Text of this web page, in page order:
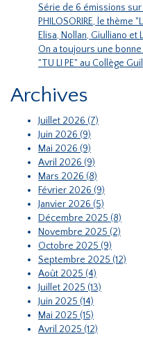
Série de 6 émissions
PHILOSORIRE, le thème
Elisa, Nollan, Giulliano et
On a toujours une
"TU LI PE" au Collège
Archives
Juillet 2026 (7)
Juin 2026 (9)
Mai 2026 (9)
Avril 2026 (9)
Mars 2026 (8)
Février 2026 (9)
Janvier 2026 (5)
Décembre 2025 (8)
Novembre 2025 (2)
Octobre 2025 (9)
Septembre 2025 (12)
Août 2025 (4)
Juillet 2025 (13)
Juin 2025 (14)
Mai 2025 (15)
Avril 2025 (12)